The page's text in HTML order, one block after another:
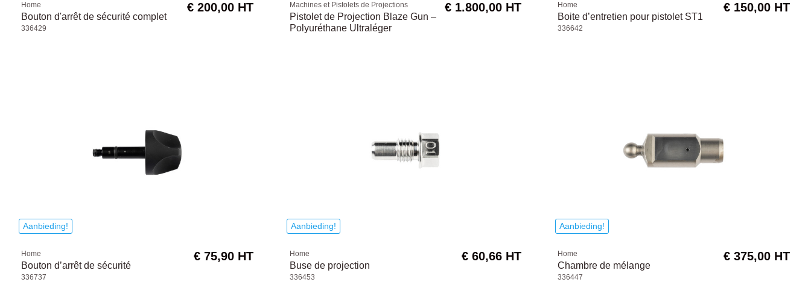
Home
Bouton d'arrêt de sécurité complet
336429
€ 200,00 HT Machines et Pistolets de Projections
Pistolet de Projection Blaze Gun –
Polyuréthane Ultraléger
€ 1.800,00 HT Home
Boite d’entretien pour pistolet ST1
336642
€ 150,00 HT
Aanbieding!
Home
Bouton d’arrêt de sécurité
336737
€ 75,90 HT
Aanbieding!
Home
Buse de projection
336453
€ 60,66 HT
Aanbieding!
Home
Chambre de mélange
336447
€ 375,00 HT